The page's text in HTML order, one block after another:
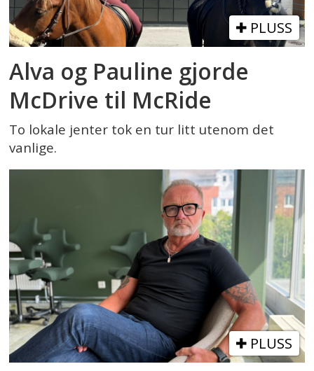
PLUSS
Alva og Pauline gjorde
McDrive til McRide
To lokale jenter tok en tur litt utenom det
vanlige.
PLUSS